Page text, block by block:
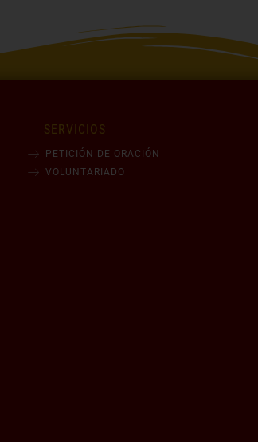
SERVICIOS
PETICIÓN DE ORACIÓN
VOLUNTARIADO